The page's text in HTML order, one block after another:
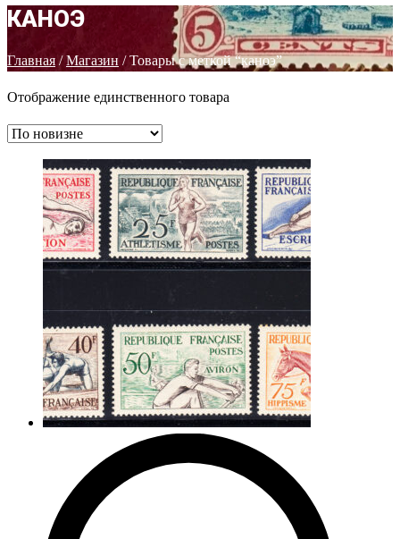
КАНОЭ
Главная /Магазин / Товары с меткой “каноэ”
Отображение единственного товара